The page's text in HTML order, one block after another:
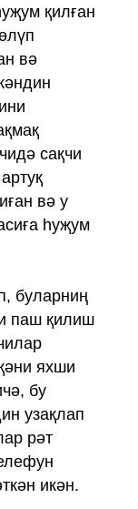
қилған
вә
сақчи
вә у
һуҗум
буларниң
паш қилиш
яхши
бу
узақлап
рәт
икән.